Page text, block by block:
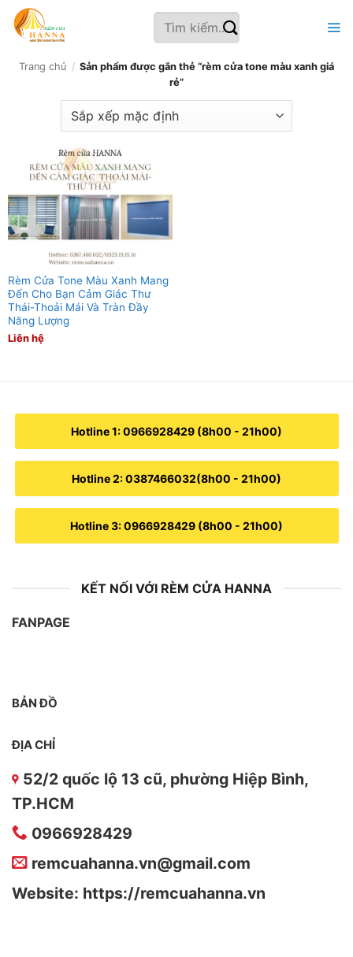
qua
dung
Tìm
kiếm:
Trang chủ / Sản phẩm được gắn thẻ “rèm cửa tone màu xanh giá
rẻ”
Rèm Cửa Tone Màu Xanh Mang
Đến Cho Bạn Cảm Giác Thư
Thái-Thoải Mái Và Tràn Đầy
Năng Lượng
Liên hệ
Hotline 1: 0966928429 (8h00 - 21h00)
Hotline 2: 0387466032(8h00 - 21h00)
Hotline 3: 0966928429 (8h00 - 21h00)
KẾT NỐI VỚI RÈM CỬA HANNA
FANPAGE
BẢN ĐỒ
ĐỊA CHỈ
52/2 quốc lộ 13 cũ, phường Hiệp Bình,
TP.HCM
0966928429
remcuahanna.vn@gmail.com
Website: https://remcuahanna.vn